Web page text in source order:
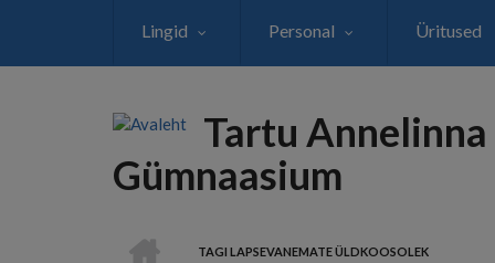
Lingid Personal Üritused
Tartu Annelinna
Gümnaasium
TAGI LAPSEVANEMATE ÜLDKOOSOLEK